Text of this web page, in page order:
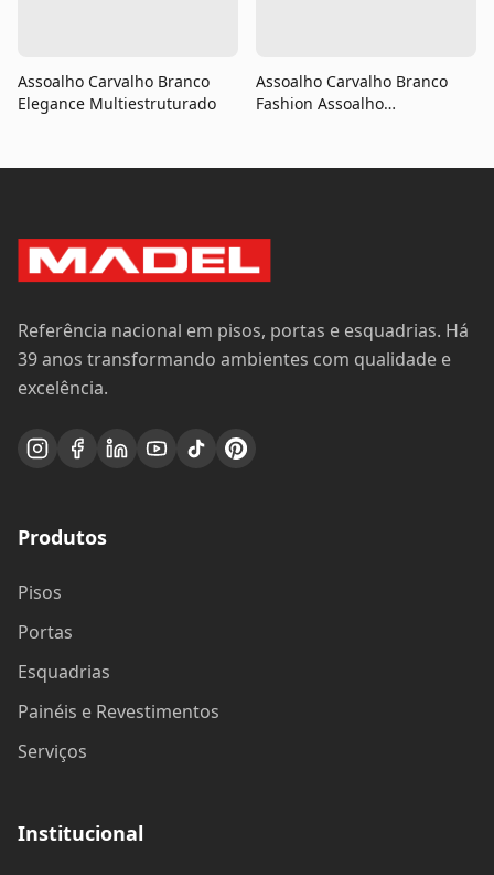
Assoalho Carvalho Branco
Elegance Multiestruturado
Assoalho Carvalho Branco
Fashion Assoalho
Referência nacional em pisos, portas e esquadrias. Há
39 anos transformando ambientes com qualidade e
excelência.
Produtos
Pisos
Portas
Esquadrias
Painéis e Revestimentos
Serviços
Institucional